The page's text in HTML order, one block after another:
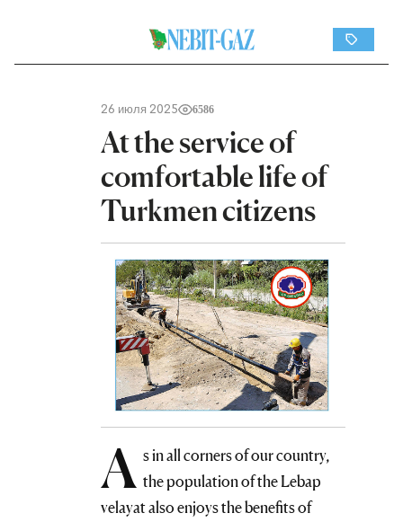
26 июля 2025 6586
At the service of
comfortable life of
Turkmen citizens
A s in all corners of our country,
the population of the Lebap
velayat also enjoys the benefits of